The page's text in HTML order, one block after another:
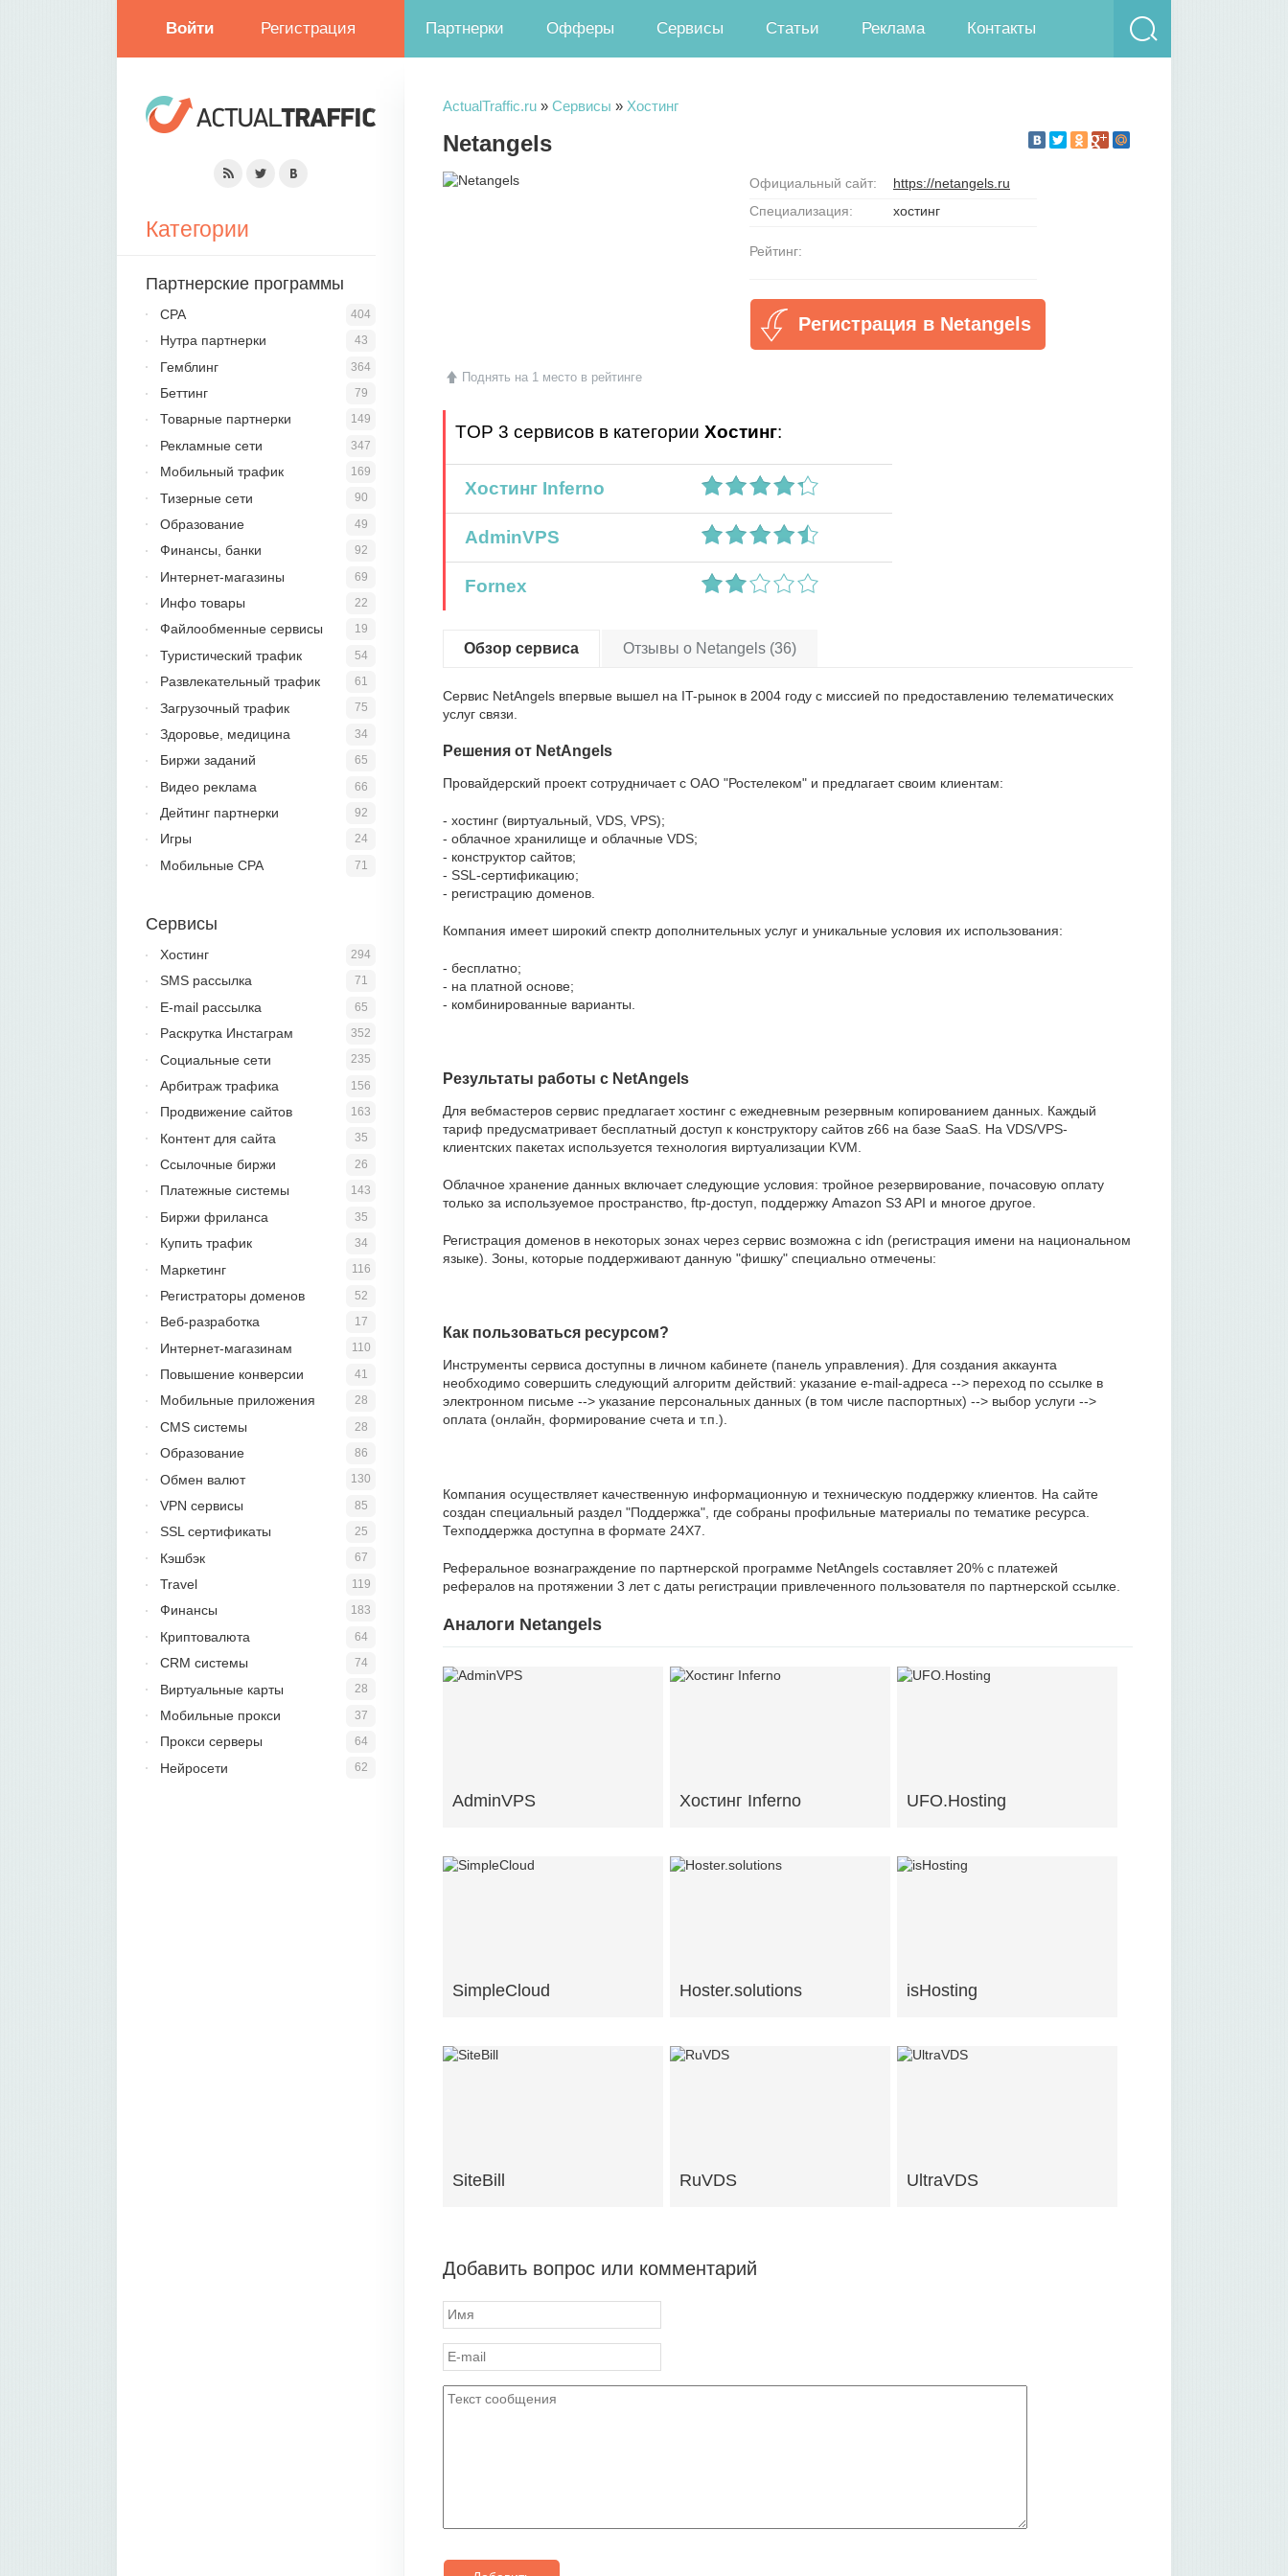
Войти Регистрация Партнерки Офферы Сервисы Статьи Реклама Контакты
ActualTraffic.ru » Сервисы » Хостинг
Netangels
Поднять на 1 место в рейтинге
Официальный сайт:
https://netangels.ru
Специализация:
хостинг
Рейтинг:
Регистрация в Netangels
TOP 3 сервисов в категории Хостинг:
Хостинг Inferno
AdminVPS
Fornex
Обзор сервиса Отзывы о Netangels (36)
Сервис NetAngels впервые вышел на IT-рынок в 2004 году с миссией по предоставлению телематических
услуг связи.
Решения от NetAngels
Провайдерский проект сотрудничает с ОАО "Ростелеком" и предлагает своим клиентам:
- хостинг (виртуальный, VDS, VPS);
- облачное хранилище и облачные VDS;
- конструктор сайтов;
- SSL-сертификацию;
- регистрацию доменов.
Компания имеет широкий спектр дополнительных услуг и уникальные условия их использования:
- бесплатно;
- на платной основе;
- комбинированные варианты.
Результаты работы с NetAngels
Для вебмастеров сервис предлагает хостинг с ежедневным резервным копированием данных. Каждый
тариф предусматривает бесплатный доступ к конструктору сайтов z66 на базе SaaS. На VDS/VPS-
клиентских пакетах используется технология виртуализации KVM.
Облачное хранение данных включает следующие условия: тройное резервирование, почасовую оплату
только за используемое пространство, ftp-доступ, поддержку Amazon S3 API и многое другое.
Регистрация доменов в некоторых зонах через сервис возможна с idn (регистрация имени на национальном
языке). Зоны, которые поддерживают данную "фишку" специально отмечены:
Как пользоваться ресурсом?
Инструменты сервиса доступны в личном кабинете (панель управления). Для создания аккаунта
необходимо совершить следующий алгоритм действий: указание e-mail-адреса --> переход по ссылке в
электронном письме --> указание персональных данных (в том числе паспортных) --> выбор услуги -->
оплата (онлайн, формирование счета и т.п.).
Компания осуществляет качественную информационную и техническую поддержку клиентов. На сайте
создан специальный раздел "Поддержка", где собраны профильные материалы по тематике ресурса.
Техподдержка доступна в формате 24Х7.
Реферальное вознаграждение по партнерской программе NetAngels составляет 20% с платежей
рефералов на протяжении 3 лет с даты регистрации привлеченного пользователя по партнерской ссылке.
Аналоги Netangels
AdminVPS Хостинг Inferno UFO.Hosting
SimpleCloud Hoster.solutions isHosting
SiteBill RuVDS UltraVDS
Добавить вопрос или комментарий
Категории
Партнерские программы
404
CPA
43
Нутра партнерки
364
Гемблинг
79
Беттинг
149
Товарные партнерки
347
Рекламные сети
169
Мобильный трафик
90
Тизерные сети
49
Образование
92
Финансы, банки
69
Интернет-магазины
22
Инфо товары
19
Файлообменные сервисы
54
Туристический трафик
61
Развлекательный трафик
75
Загрузочный трафик
34
Здоровье, медицина
65
Биржи заданий
66
Видео реклама
92
Дейтинг партнерки
24
Игры
71
Мобильные CPA
Сервисы
294
Хостинг
71
SMS рассылка
65
E-mail рассылка
352
Раскрутка Инстаграм
235
Социальные сети
156
Арбитраж трафика
163
Продвижение сайтов
35
Контент для сайта
26
Ссылочные биржи
143
Платежные системы
35
Биржи фриланса
34
Купить трафик
116
Маркетинг
52
Регистраторы доменов
17
Веб-разработка
110
Интернет-магазинам
41
Повышение конверсии
28
Мобильные приложения
28
CMS системы
86
Образование
130
Обмен валют
85
VPN сервисы
25
SSL сертификаты
67
Кэшбэк
119
Travel
183
Финансы
64
Криптовалюта
74
CRM системы
28
Виртуальные карты
37
Мобильные прокси
64
Прокси серверы
62
Нейросети